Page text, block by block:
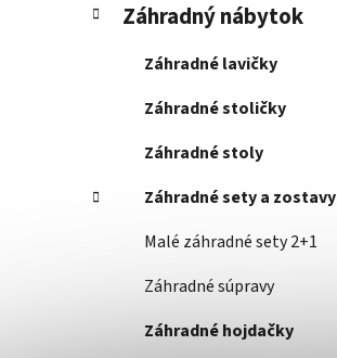
Záhradný nábytok
Záhradné lavičky
Záhradné stoličky
Záhradné stoly
Záhradné sety a zostavy
Malé záhradné sety 2+1
Záhradné súpravy
Záhradné hojdačky